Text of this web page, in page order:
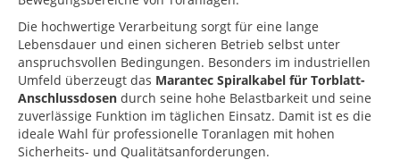
Die hochwertige Verarbeitung sorgt für eine lange
Lebensdauer und einen sicheren Betrieb selbst unter
anspruchsvollen Bedingungen. Besonders im industriellen
Umfeld überzeugt das Marantec Spiralkabel für Torblatt-
Anschlussdosen durch seine hohe Belastbarkeit und seine
zuverlässige Funktion im täglichen Einsatz. Damit ist es die
ideale Wahl für professionelle Toranlagen mit hohen
Sicherheits- und Qualitätsanforderungen.